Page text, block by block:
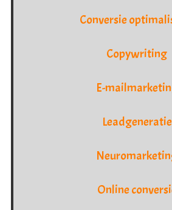
Conversie
Copywriting
E-
Leadgeneratie
Online